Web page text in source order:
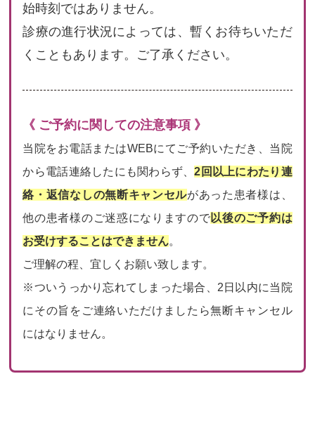
始時刻ではありません。
診療の進行状況によっては、暫くお待ちいただ
くこともあります。ご了承ください。
《 ご予約に関しての注意事項 》
当院をお電話またはWEBにてご予約いただき、当院
から電話連絡したにも関わらず、2回以上にわたり連
絡・返信なしの無断キャンセルがあった患者様は、
他の患者様のご迷惑になりますので以後のご予約は
お受けすることはできません。
ご理解の程、宜しくお願い致します。
※ついうっかり忘れてしまった場合、2日以内に当院
にその旨をご連絡いただけましたら無断キャンセル
にはなりません。